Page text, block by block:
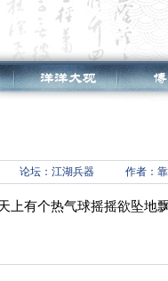
论坛： 江湖兵器 作者：
上有个热气球摇摇欲坠地